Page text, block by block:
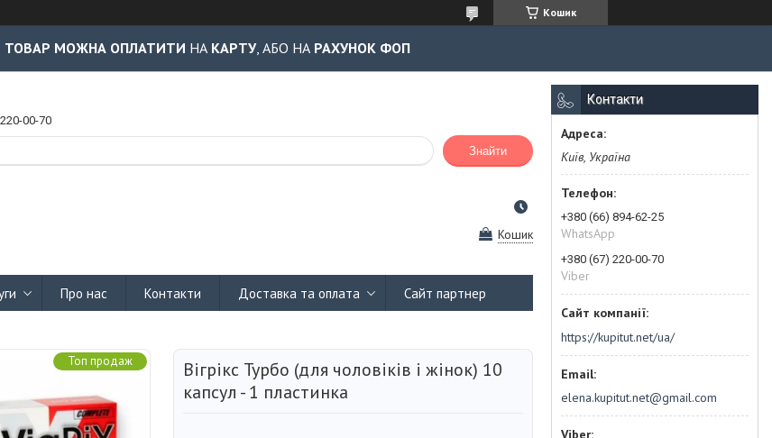
Кошик
ТОВАР МОЖНА ОПЛАТИТИ НА КАРТУ, АБО НА РАХУНОК ФОП
00-70
Знайти
Кошик
Про нас Контакти Доставка та оплата Сайт партнер
Топ продаж
Вігрікс Турбо (для чоловіків і жінок) 10
капсул - 1 пластинка
Контакти
Київ, Україна
+380 (66) 894-62-25
WhatsApp
+380 (67) 220-00-70
Viber
https://kupitut.net/ua/
elena.kupitut.net@gmail.com